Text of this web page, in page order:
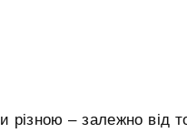
– залежно від